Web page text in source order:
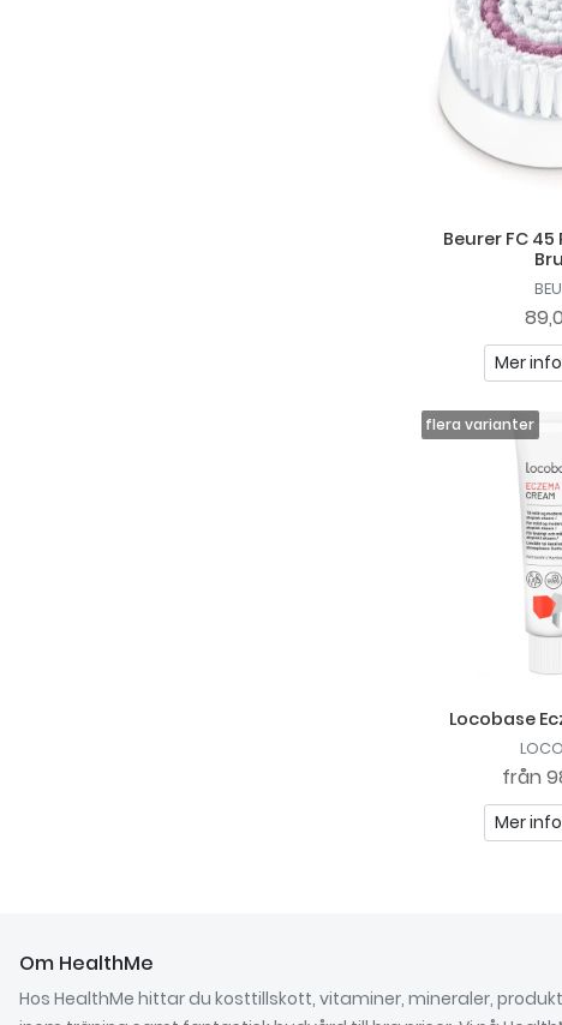
Beurer FC
Mer info
Locobase
från
Mer info
Om HealthMe
Hos HealthMe hittar du kosttillskott, vitaminer, mineraler,